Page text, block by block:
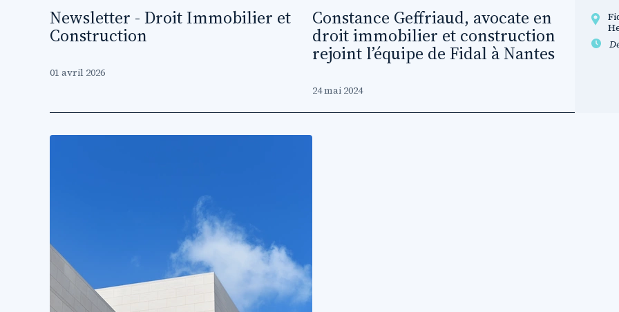
Newsletter - Droit Immobilier et
Construction
01 avril 2026
Constance Geffriaud, avocate en
droit immobilier et construction
rejoint l’équipe de Fidal à Nantes
24 mai 2024